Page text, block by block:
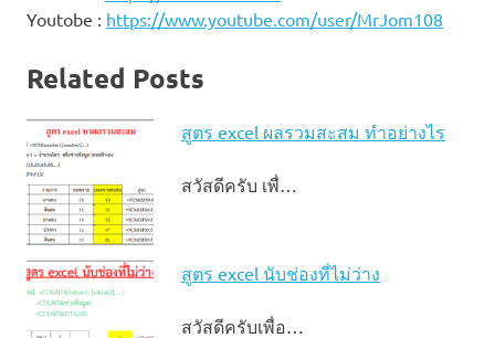
Youtobe : https://www.youtube.com/user/MrJom108
Related Posts
สูตร excel ผลรวมสะสม ทำอย่างไร
สวัสดีครับ เพื่…
สูตร excel นับช่องที่ไม่ว่าง
สวัสดีครับเพื่อ…